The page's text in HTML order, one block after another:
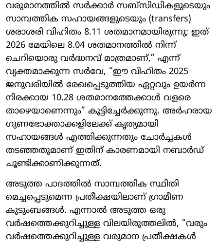
വരുമാനത്തിൽ സർക്കാർ സബ്‌സിഡികളുടെയും
സാമ്പത്തിക സഹായങ്ങളുടെയും (transfers)
ശരാശരി വിഹിതം 8.11 ശതമാനമായിരുന്നു; ഇത്
2026 മേയിലെ 8.04 ശതമാനത്തിൽ നിന്ന്
ചെറിയൊരു വർദ്ധനവ് മാത്രമാണ്,” എന്ന്
വ്യക്തമാക്കുന്ന സർവേ, “ഈ വിഹിതം 2025
ജനുവരിയിൽ രേഖപ്പെടുത്തിയ ഏറ്റവും ഉയർന്ന
നിരക്കായ 10.28 ശതമാനത്തേക്കാൾ വളരെ
താഴെയാണെന്നും” കൂട്ടിച്ചേർക്കുന്നു. അർഹരായ
ഗുണഭോക്താക്കളിലേക്ക് കൃത്യമായി
സഹായങ്ങൾ എത്തിക്കുന്നതും ചോർച്ചകൾ
തടഞ്ഞതുമാണ് ഇതിന് കാരണമായി നബാർഡ്
ചൂണ്ടിക്കാണിക്കുന്നത്.
അടുത്ത പാദത്തിൽ സാമ്പത്തിക സ്ഥിതി
മെച്ചപ്പെടുമെന്ന പ്രതീക്ഷയിലാണ് ഗ്രാമീണ
കുടുംബങ്ങൾ. എന്നാൽ അടുത്ത ഒരു
വർഷത്തെക്കുറിച്ചുള്ള വിലയിരുത്തലിൽ, “വരും
വർഷത്തെക്കുറിച്ചുള്ള വരുമാന പ്രതീക്ഷകൾ